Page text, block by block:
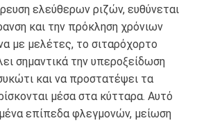
ελεύθερων ριζών, ευθύνεται
και την πρόκληση χρόνιων
με μελέτες, το σιταρόχορτο
σημαντικά την υπεροξείδωση
και να προστατέψει τα
μέσα στα κύτταρα. Αυτό
επίπεδα φλεγμονών, μείωση